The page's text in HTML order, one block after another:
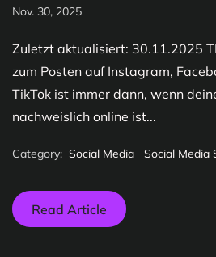
Nov. 30, 2025
Zuletzt aktualisiert: 30.11.2025
zum Posten auf Instagram,
TikTok ist immer dann, wenn
nachweislich online ist...
Category: Social Media Social Media
Read Article